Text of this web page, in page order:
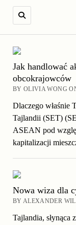
Jak handlować
obcokrajowców
BY OLIVIA WONG
Dlaczego właśnie
Tajlandii (SET)
ASEAN pod
kapitalizacji
Nowa wiza dla
BY ALEXANDER
Tajlandia, słynąca